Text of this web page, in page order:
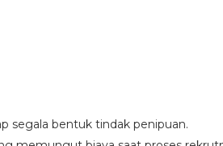
segala bentuk tindak penipuan.